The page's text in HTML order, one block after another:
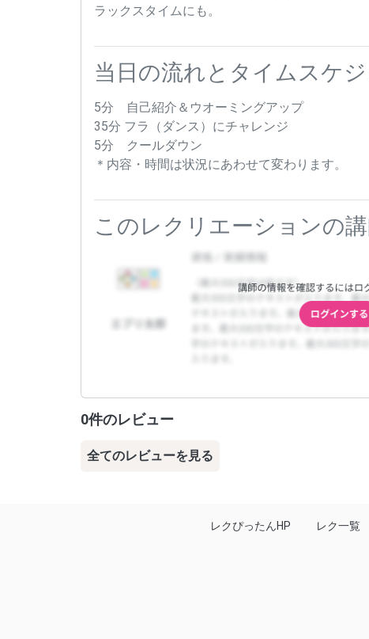
ラックスタイムにも。
当日の流れとタイムスケ
5分 自己紹介＆ウオーミングアップ
35分 フラ（ダンス）にチャレンジ
5分 クールダウン
＊内容・時間は状況にあわせて変わります。
このレクリエーションの
0件のレビュー
全てのレビューを見る
レクぴったんHP レク一覧